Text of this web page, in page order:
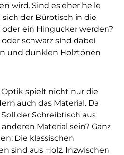
wird. Sind es eher helle
sich der Bürotisch in die
ein Hingucker werden?
schwarz sind dabei
und dunklen Holztönen
Optik spielt nicht nur die
auch das Material. Da
der Schreibtisch aus
Material sein? Ganz
Die klassischen
sind aus Holz. Inzwischen